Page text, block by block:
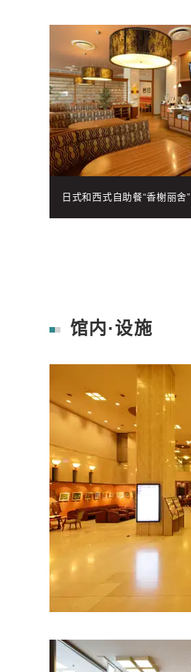
日式和西式自助餐“香榭丽舍”
馆内·设施